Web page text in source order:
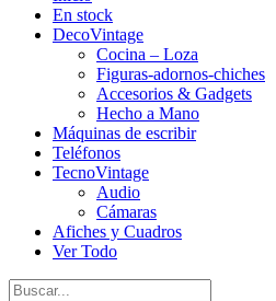
En stock
DecoVintage
Cocina – Loza
Figuras-adornos-chiches
Accesorios & Gadgets
Hecho a Mano
Máquinas de escribir
Teléfonos
TecnoVintage
Audio
Cámaras
Afiches y Cuadros
Ver Todo